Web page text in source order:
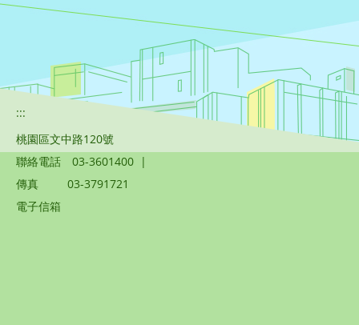
:::
桃園區文中路120號
聯絡電話
03-3601400 |
傳真
03-3791721
電子信箱